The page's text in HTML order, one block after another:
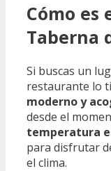
Cómo es
Taberna
Si buscas un
restaurante lo
moderno y
desde el
temperatura
para disfrutar
el clima.